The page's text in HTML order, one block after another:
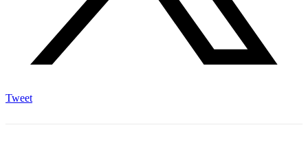
Tweet